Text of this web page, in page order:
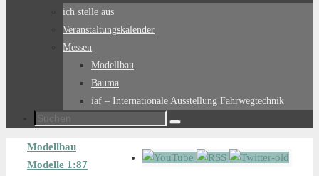
ich stelle aus
Veranstaltungskalender
Messen
Modellbau
Bauma
iaf – Internationale Ausstellung Fahrwegtechnik
Suchen
Suchen
Start
Modellbau
Modelle 1:87